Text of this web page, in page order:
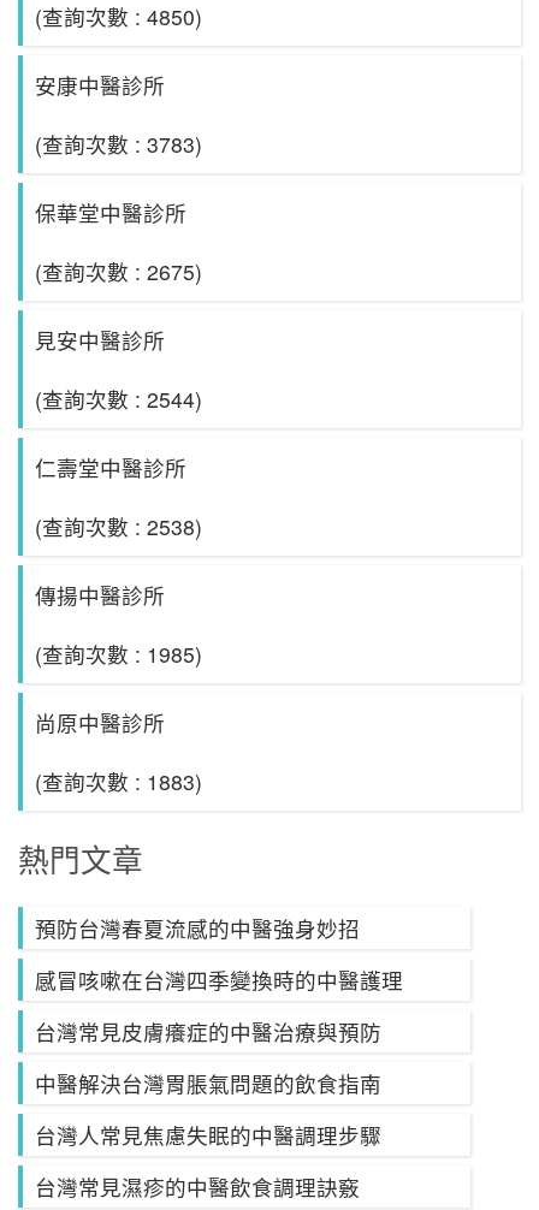
(查詢次數 : 4850)
安康中醫診所
(查詢次數 : 3783)
保華堂中醫診所
(查詢次數 : 2675)
見安中醫診所
(查詢次數 : 2544)
仁壽堂中醫診所
(查詢次數 : 2538)
傳揚中醫診所
(查詢次數 : 1985)
尚原中醫診所
(查詢次數 : 1883)
熱門文章
預防台灣春夏流感的中醫強身妙招
感冒咳嗽在台灣四季變換時的中醫護理
台灣常見皮膚癢症的中醫治療與預防
中醫解決台灣胃脹氣問題的飲食指南
台灣人常見焦慮失眠的中醫調理步驟
台灣常見濕疹的中醫飲食調理訣竅